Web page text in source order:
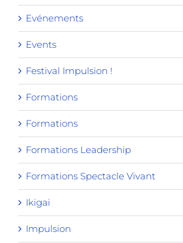
Evénements
Events
Festival Impulsion !
Formations
Formations
Formations Leadership
Formations Spectacle Vivant
Ikigai
Impulsion